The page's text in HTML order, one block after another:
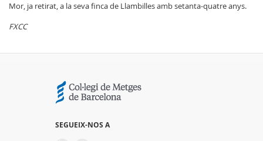
Mor, ja retirat, a la seva finca de Llambilles amb setanta-quatre anys.
FXCC
SEGUEIX-NOS A